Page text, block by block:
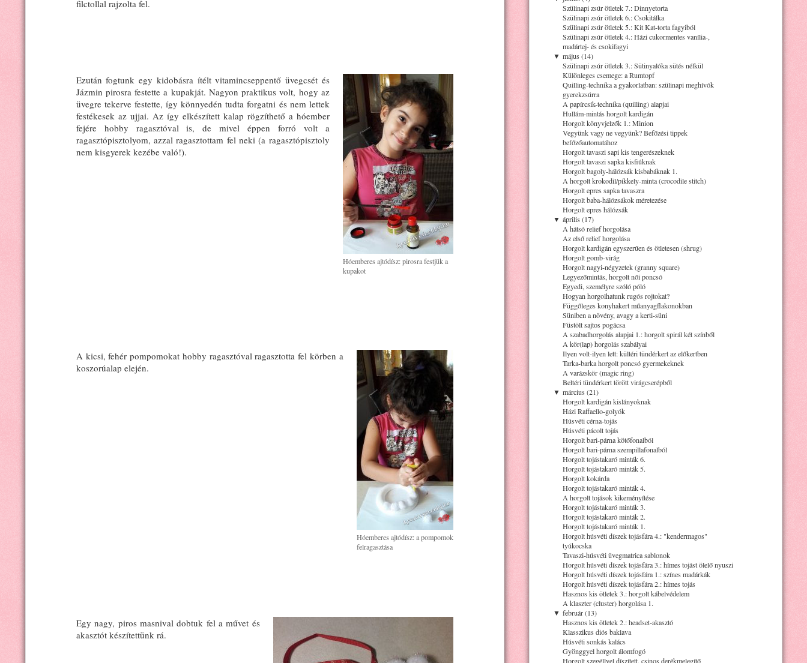
filctollal rajzolta fel.
Hóemberes ajtódísz: pirosra festjük a
kupakot
Ezután fogtunk egy kidobásra ítélt vitamincseppentő üvegcsét és
Jázmin pirosra festette a kupakját. Nagyon praktikus volt, hogy az
üvegre tekerve festette, így könnyedén tudta forgatni és nem lettek
festékesek az ujjai. Az így elkészített kalap rögzíthető a hóember
fejére hobby ragasztóval is, de mivel éppen forró volt a
ragasztópisztolyom, azzal ragasztottam fel neki (a ragasztópisztoly
nem kisgyerek kezébe való!).
Hóemberes ajtódísz: a pompomok
felragasztása
A kicsi, fehér pompomokat hobby ragasztóval ragasztotta fel körben a
koszorúalap elején.
Egy nagy, piros masnival dobtuk fel a művet és
akasztót készítettünk rá.
Szülinapi zsúr ötletek 7.: Dinnyetorta
Szülinapi zsúr ötletek 6.: Csokitálka
Szülinapi zsúr ötletek 5.: Kit Kat-torta fagyiból
Szülinapi zsúr ötletek 4.: Házi cukormentes vanília-,
madártej- és csokifagyi
▼ május (14)
Szülinapi zsúr ötletek 3.: Sütinyalóka sütés nélkül
Különleges csemege: a Rumtopf
Quilling-technika a gyakorlatban: szülinapi meghívók
gyerekzsúrra
A papírcsík-technika (quilling) alapjai
Hullám-mintás horgolt kardigán
Horgolt könyvjelzők 1.: Minion
Vegyünk vagy ne vegyünk? Befőzési tippek
befőzőautomatához
Horgolt tavaszi sapi kis tengerészeknek
Horgolt tavaszi sapka kisfiúknak
Horgolt bagoly-hálózsák kisbabáknak 1.
A horgolt krokodil/pikkely-minta (crocodile stitch)
Horgolt epres sapka tavaszra
Horgolt baba-hálózsákok méretezése
Horgolt epres hálózsák
▼ április (17)
A hátsó relief horgolása
Az első relief horgolása
Horgolt kardigán egyszerűen és ötletesen (shrug)
Horgolt gomb-virág
Horgolt nagyi-négyzetek (granny square)
Legyezőmintás, horgolt női poncsó
Egyedi, személyre szóló póló
Hogyan horgolhatunk rugós rojtokat?
Függőleges konyhakert műanyagflakonokban
Süniben a növény, avagy a kerti-süni
Füstölt sajtos pogácsa
A szabadhorgolás alapjai 1.: horgolt spirál két színből
A kör(lap) horgolás szabályai
Ilyen volt-ilyen lett: kültéri tündérkert az előkertben
Tarka-barka horgolt poncsó gyermekeknek
A varázskör (magic ring)
Beltéri tündérkert törött virágcserépből
▼ március (21)
Horgolt kardigán kislányoknak
Házi Raffaello-golyók
Húsvéti cérna-tojás
Húsvéti pácolt tojás
Horgolt bari-párna kötőfonalból
Horgolt bari-párna szempillafonalból
Horgolt tojástakaró minták 6.
Horgolt tojástakaró minták 5.
Horgolt kokárda
Horgolt tojástakaró minták 4.
A horgolt tojások kikeményítése
Horgolt tojástakaró minták 3.
Horgolt tojástakaró minták 2.
Horgolt tojástakaró minták 1.
Horgolt húsvéti díszek tojásfára 4.: "kendermagos"
tyúkocska
Tavaszi-húsvéti üvegmatrica sablonok
Horgolt húsvéti díszek tojásfára 3.: hímes tojást ölelő nyuszi
Horgolt húsvéti díszek tojásfára 1.: színes madárkák
Horgolt húsvéti díszek tojásfára 2.: hímes tojás
Hasznos kis ötletek 3.: horgolt kábelvédelem
A klaszter (cluster) horgolása 1.
▼ február (13)
Hasznos kis ötletek 2.: headset-akasztó
Klasszikus diós baklava
Húsvéti sonkás kalács
Gyönggyel horgolt álomfogó
Horgolt szegéllyel díszített, csinos derékmelegítő